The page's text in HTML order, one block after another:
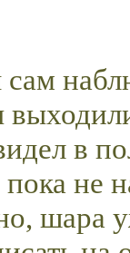
сам
в
не
шара